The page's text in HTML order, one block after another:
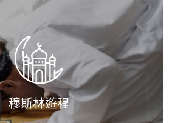
穆斯林遊程